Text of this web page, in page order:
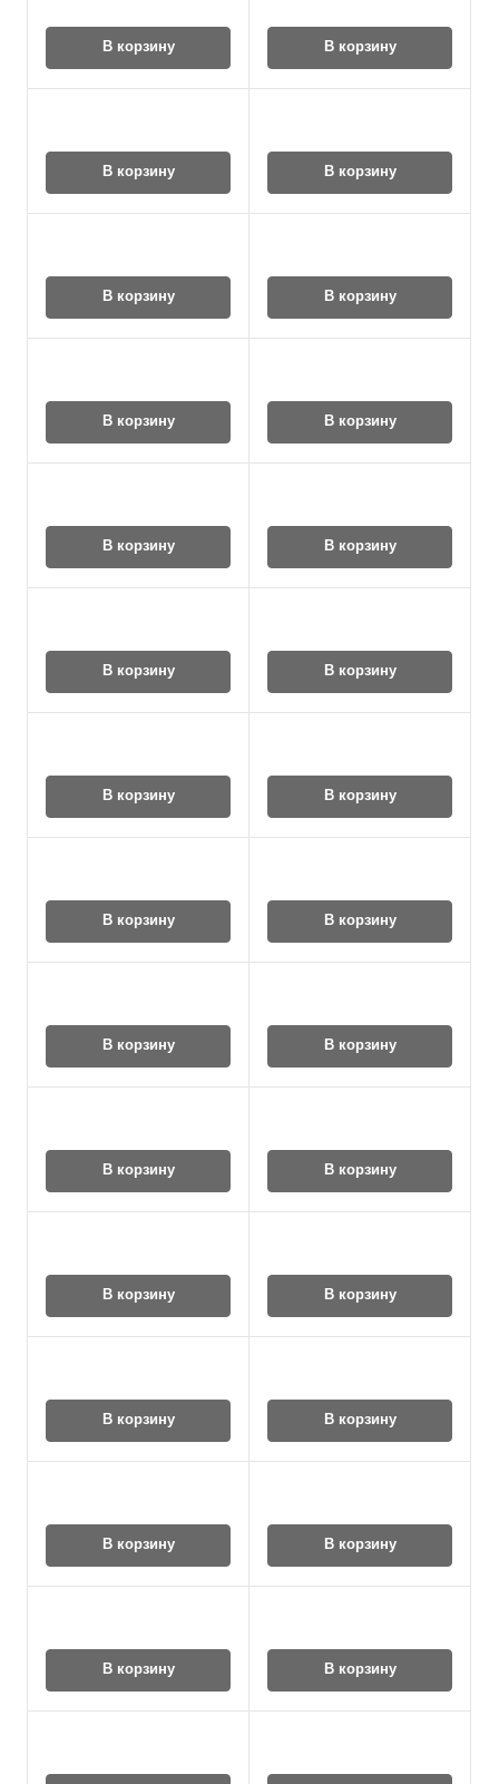
В корзину В корзину
В корзину В корзину
В корзину В корзину
В корзину В корзину
В корзину В корзину
В корзину В корзину
В корзину В корзину
В корзину В корзину
В корзину В корзину
В корзину В корзину
В корзину В корзину
В корзину В корзину
В корзину В корзину
В корзину В корзину